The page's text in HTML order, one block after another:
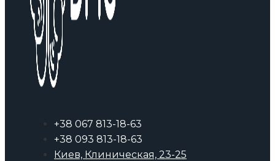
+38 067 813-18-63
+38 093 813-18-63
Киев, Клиническая, 23-25